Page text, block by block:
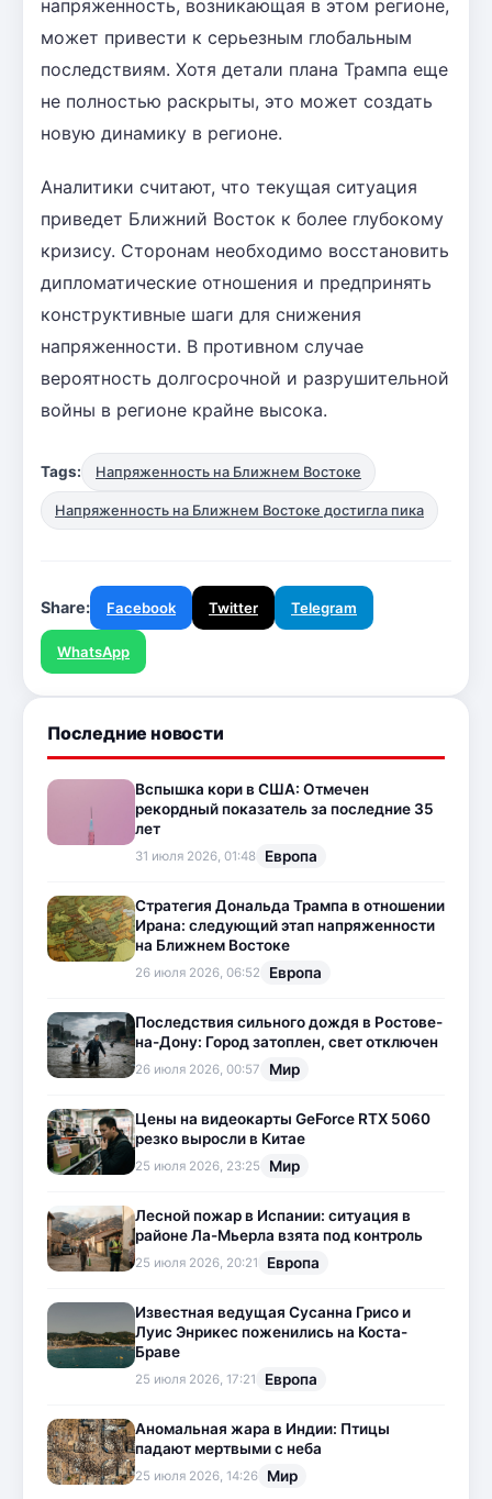
напряженность, возникающая в этом регионе,
может привести к серьезным глобальным
последствиям. Хотя детали плана Трампа еще
не полностью раскрыты, это может создать
новую динамику в регионе.
Аналитики считают, что текущая ситуация
приведет Ближний Восток к более глубокому
кризису. Сторонам необходимо восстановить
дипломатические отношения и предпринять
конструктивные шаги для снижения
напряженности. В противном случае
вероятность долгосрочной и разрушительной
войны в регионе крайне высока.
Tags: Напряженность на Ближнем Востоке
Напряженность на Ближнем Востоке достигла пика
Share: Facebook Twitter Telegram
WhatsApp
Последние новости
Вспышка кори в США: Отмечен
рекордный показатель за последние 35
лет
31 июля 2026, 01:48 Европа
Стратегия Дональда Трампа в отношении
Ирана: следующий этап напряженности
на Ближнем Востоке
26 июля 2026, 06:52 Европа
Последствия сильного дождя в Ростове-
на-Дону: Город затоплен, свет отключен
26 июля 2026, 00:57 Мир
Цены на видеокарты GeForce RTX 5060
резко выросли в Китае
25 июля 2026, 23:25 Мир
Лесной пожар в Испании: ситуация в
районе Ла-Мьерла взята под контроль
25 июля 2026, 20:21 Европа
Известная ведущая Сусанна Грисо и
Луис Энрикес поженились на Коста-
Браве
25 июля 2026, 17:21 Европа
Аномальная жара в Индии: Птицы
падают мертвыми с неба
25 июля 2026, 14:26 Мир